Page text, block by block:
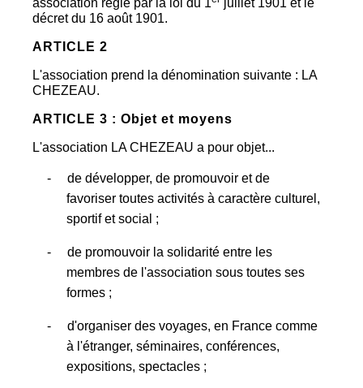
décret du 16 août 1901.
ARTICLE 2
L'association prend la dénomination suivante : LA
CHEZEAU.
ARTICLE 3 : Objet et moyens
L'association LA CHEZEAU a pour objet...
- de développer, de promouvoir et de
favoriser toutes activités à caractère culturel,
sportif et social ;
- de promouvoir la solidarité entre les
membres de l'association sous toutes ses
formes ;
- d'organiser des voyages, en France comme
à l'étranger, séminaires, conférences,
expositions, spectacles ;